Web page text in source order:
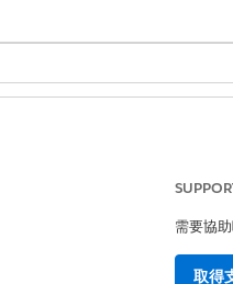
儲存至相關聯的問題版本。
需要協
取得